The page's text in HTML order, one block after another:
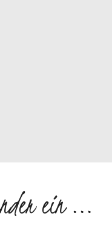
ein ...